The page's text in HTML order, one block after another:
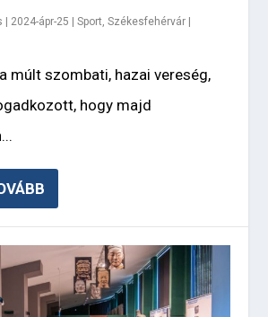
2024-ápr-25 |Sport,Székesfehérvár
múlt szombati, hazai vereség,
hogy majd